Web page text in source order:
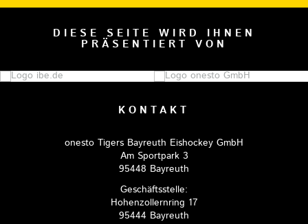
DIESE SEITE WIRD IHNEN
PRÄSENTIERT VON
KONTAKT
onesto Tigers Bayreuth Eishockey GmbH
Am Sportpark 3
95448 Bayreuth
Geschäftsstelle:
Hohenzollernring 17
95444 Bayreuth